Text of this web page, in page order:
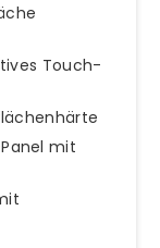
Touch-
mit